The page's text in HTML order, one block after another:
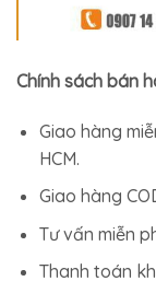
Chính sách bán
Giao hàng
HCM.
Giao hàng
Tư vấn miễn
Thanh toán